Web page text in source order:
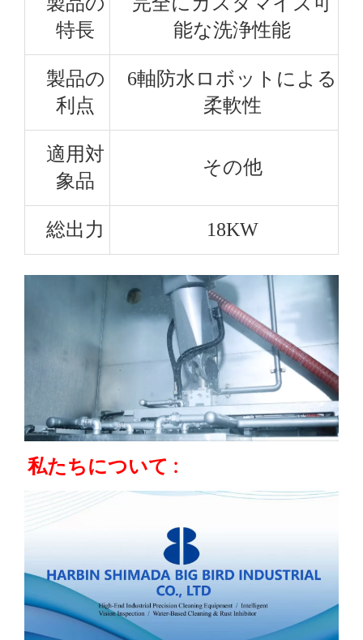
特長
能な洗浄性能
製品の
利点
6軸防水ロボットによる
柔軟性
適用対
象品
その他
総出力 18KW
私たちについて :